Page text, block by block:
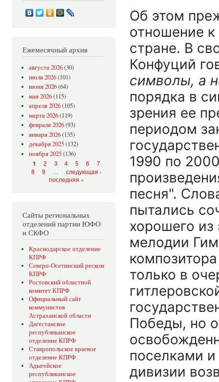
Ежемесячный архив
августа 2026(30)
июля 2026(101)
июня 2026(64)
мая 2026(115)
апреля 2026(105)
марта 2026(119)
февраля 2026(93)
января 2026(135)
декабря 2025(132)
ноября 2025(136)
Страницы
1 2 3 4 5 6
7
8
9 …
следующая ›
последняя »
Сайты региональных
отделений партии ЮФО
и СКФО
Краснодарское отделение
КПРФ
Северо-Осетинский реском
КПРФ
Ростовский областной
комитет КПРФ
Официальный сайт
коммунистов
Астраханской области
Дагестанское
республиканское
отделение КПРФ
Ставропольское краевое
отделение КПРФ
Адыгейское
республиканское
Об этом
отношение
стране. В
Конфуций
символы, а
порядка в
зрения ее
периодом
1990 по
песня".
пытались
хорошего из
мелодии
только в
Победы, но
поселками
дивизии